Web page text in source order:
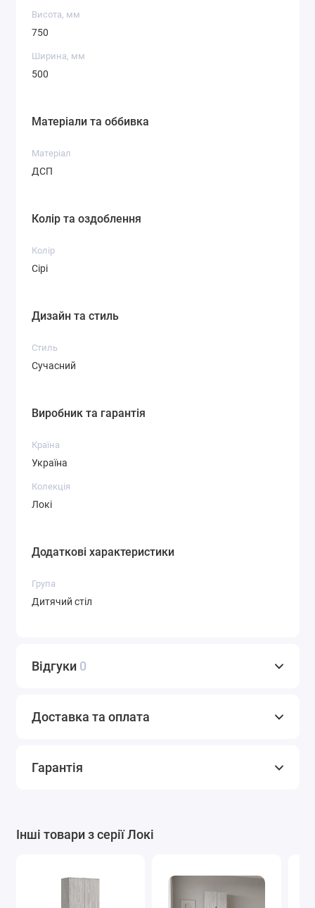
Висота, мм
750
Ширина, мм
500
Матеріали та оббивка
Матеріал
ДСП
Колір та оздоблення
Колір
Сірі
Дизайн та стиль
Стиль
Сучасний
Виробник та гарантія
Країна
Україна
Колекція
Локі
Додаткові характеристики
Група
Дитячий стіл
Відгуки 0
Доставка та оплата
Гарантія
Інші товари з серії Локі